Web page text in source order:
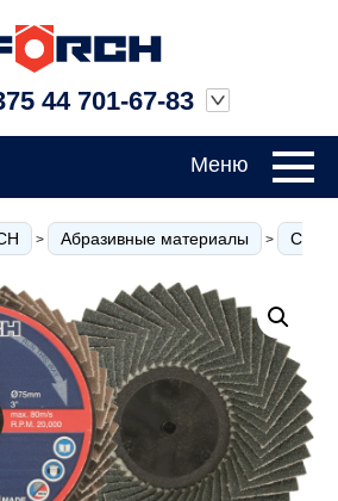
44 701-67-83
Меню
> Абразивные материалы >